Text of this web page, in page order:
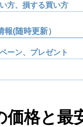
方、損する買い方
(随時更新）
ーン、プレゼント
価格と最